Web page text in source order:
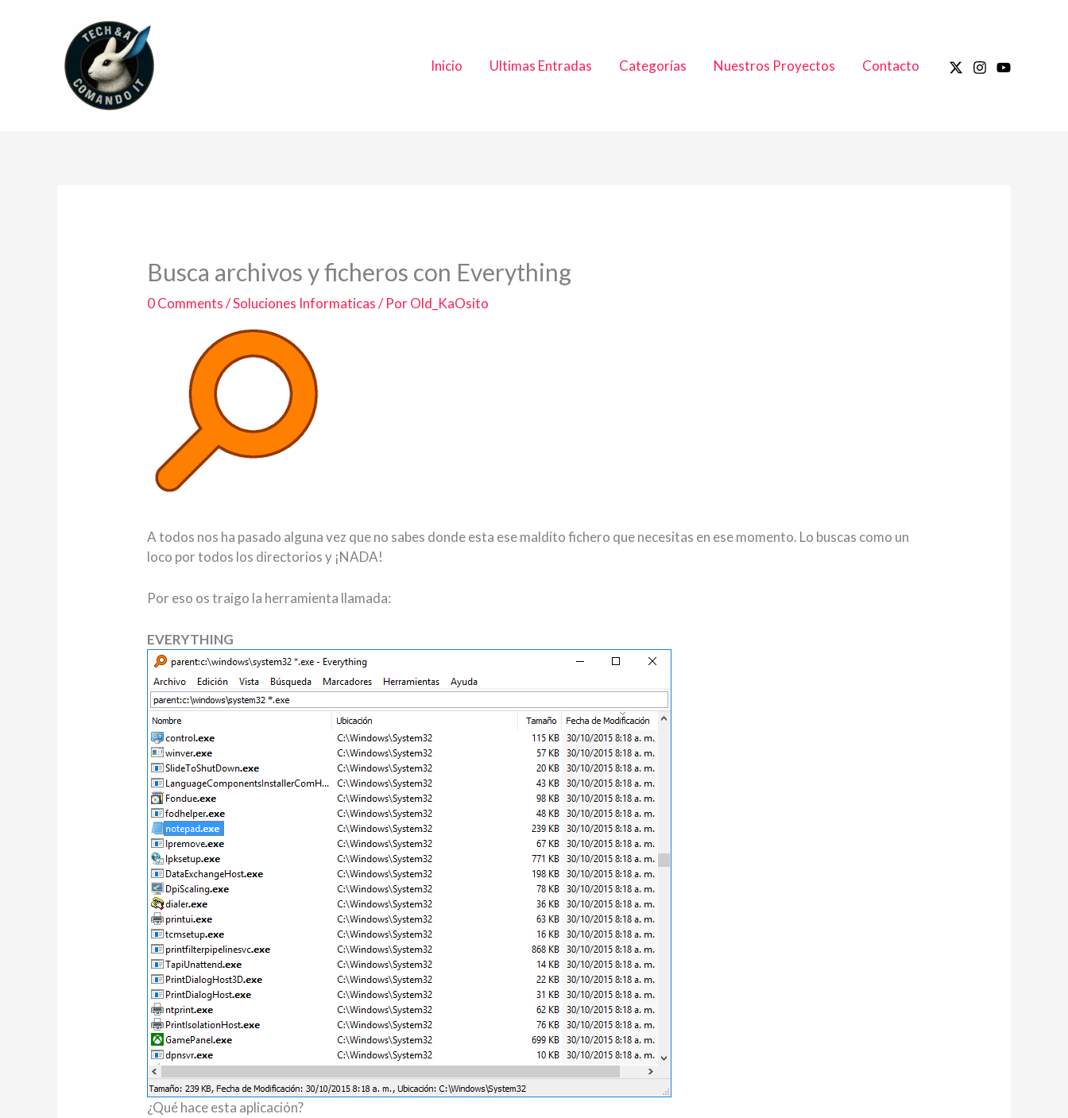
Inicio
Ultimas Entradas Categorías Nuestros Proyectos Contacto
Busca archivos y ficheros con Everything
0 Comments /Soluciones Informaticas/ PorOld_KaOsito
A todos nos ha pasado alguna vez que no sabes donde esta ese maldito fichero que necesitas en ese momento. Lo buscas como un
loco por todos los directorios y ¡NADA!
Por eso os traigo la herramienta llamada:
EVERYTHING
¿Qué hace esta aplicación?